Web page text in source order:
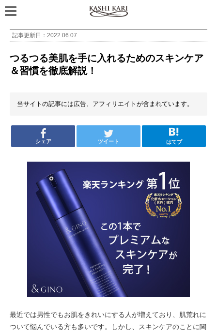
記事更新日： 2022.06.07
つるつる美肌を手に入れるためのスキンケア
＆習慣を徹底解説！
当サイトの記事には広告、アフィリエイトが含まれています。
シェア ツイート はてブ
最近では男性でもお肌をきれいにする人が増えており、肌荒れに
ついて悩んでいる方も多いです。しかし、スキンケアのことに関